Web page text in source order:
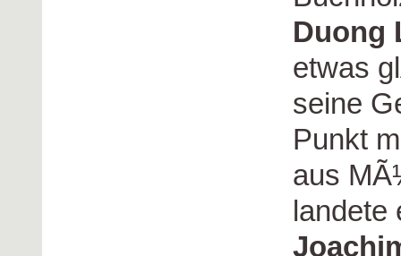
Duong
etwas
seine
Punkt
aus
landete